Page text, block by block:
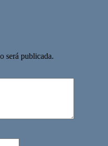
será publicada.